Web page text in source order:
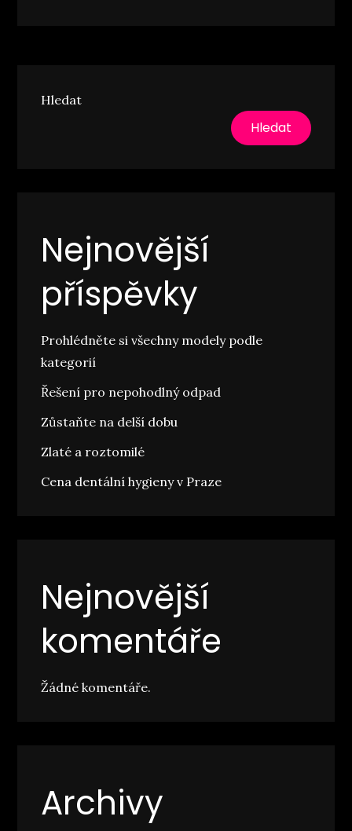
Hledat
Hledat
Nejnovější
příspěvky
Prohlédněte si všechny modely podle
kategorií
Řešení pro nepohodlný odpad
Zůstaňte na delší dobu
Zlaté a roztomilé
Cena dentální hygieny v Praze
Nejnovější
komentáře
Žádné komentáře.
Archivy